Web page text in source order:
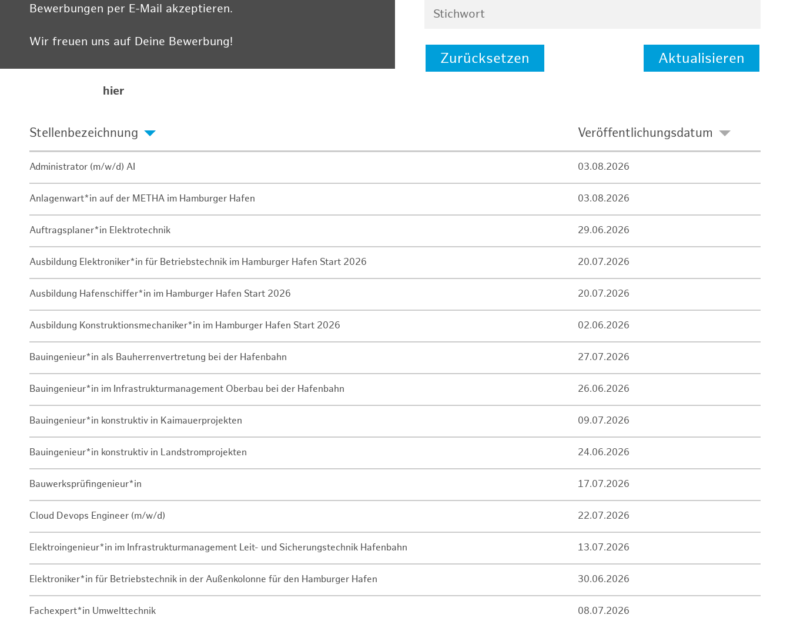
Bewerbungen per E-Mail akzeptieren.
Wir freuen uns auf Deine Bewerbung!
hier
Zurücksetzen Aktualisieren
Stellenbezeichnung Veröffentlichungsdatum
Administrator (m/w/d) AI 03.08.2026
Anlagenwart*in auf der METHA im Hamburger Hafen 03.08.2026
Auftragsplaner*in Elektrotechnik 29.06.2026
Ausbildung Elektroniker*in für Betriebstechnik im Hamburger Hafen Start 2026 20.07.2026
Ausbildung Hafenschiffer*in im Hamburger Hafen Start 2026 20.07.2026
Ausbildung Konstruktionsmechaniker*in im Hamburger Hafen Start 2026 02.06.2026
Bauingenieur*in als Bauherrenvertretung bei der Hafenbahn 27.07.2026
Bauingenieur*in im Infrastrukturmanagement Oberbau bei der Hafenbahn 26.06.2026
Bauingenieur*in konstruktiv in Kaimauerprojekten 09.07.2026
Bauingenieur*in konstruktiv in Landstromprojekten 24.06.2026
Bauwerksprüfingenieur*in 17.07.2026
Cloud Devops Engineer (m/w/d) 22.07.2026
Elektroingenieur*in im Infrastrukturmanagement Leit- und Sicherungstechnik Hafenbahn 13.07.2026
Elektroniker*in für Betriebstechnik in der Außenkolonne für den Hamburger Hafen 30.06.2026
Fachexpert*in Umwelttechnik 08.07.2026